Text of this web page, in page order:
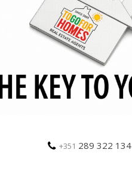
+351 289 322 134